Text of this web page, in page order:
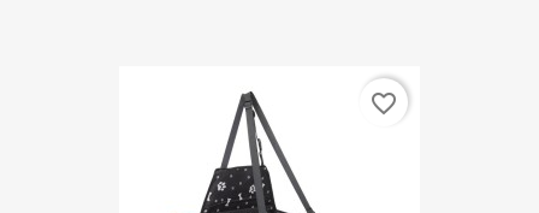
favorite_border